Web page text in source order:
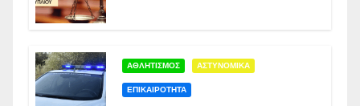
ΑΘΛΗΤΙΣΜΟΣ ΑΣΤΥΝΟΜΙΚΑ
ΕΠΙΚΑΙΡΟΤΗΤΑ